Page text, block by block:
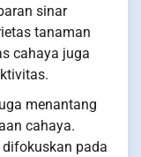
sinar
tanaman
cahaya juga
menantang
cahaya.
pada